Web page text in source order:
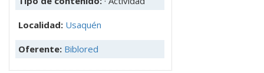
Localidad: Usaquén
Oferente: Biblored